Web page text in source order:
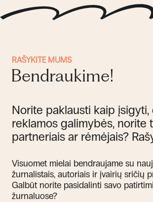
RAŠYKITE MUMS
Bendraukime!
Norite paklausti kaip įsigyti,
reklamos galimybės, norite
partneriais ar rėmėjais?
Visuomet mielai bendraujame su
žurnalistais, autoriais ir įvairių sričių
Galbūt norite pasidalinti savo
žurnaluose?